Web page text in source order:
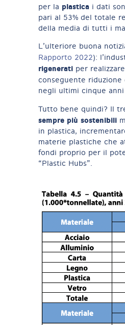
per la plastica i dati
pari al 53% del totale
della media di tutti i
L’ulteriore buona
Rapporto 2022):
rigenerati per
conseguente riduzione
negli ultimi cinque
Tutto bene quindi? Il
sempre più sostenibili
in plastica,
materie plastiche che
fondi proprio per il
“Plastic Hubs”.